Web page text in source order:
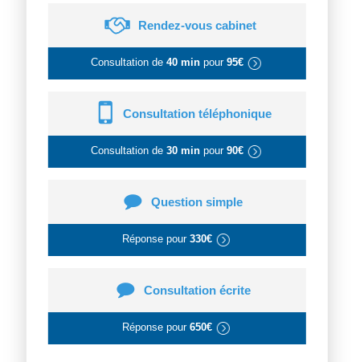
Rendez-vous cabinet
Consultation de40 min pour95€
Consultation téléphonique
Consultation de30 min pour90€
Question simple
Réponse pour330€
Consultation écrite
Réponse pour650€